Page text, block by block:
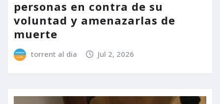
personas en contra de su
voluntad y amenazarlas de
muerte
torrent al dia Jul 2, 2026